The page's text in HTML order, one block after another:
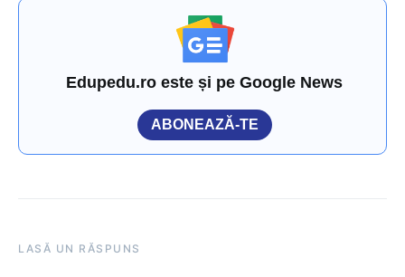
Edupedu.ro este și pe Google News
ABONEAZĂ-TE
LASĂ UN RĂSPUNS